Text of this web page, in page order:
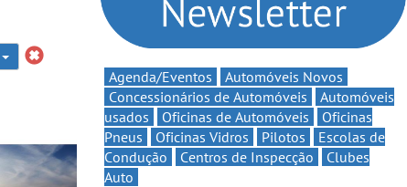
Agenda/Eventos
Automóveis Novos
Concessionários de Automóveis
Automóveis
usados
Oficinas de Automóveis
Oficinas
Pneus
Oficinas Vidros Pilotos
Escolas de
Condução
Centros de Inspecção
Clubes
Auto